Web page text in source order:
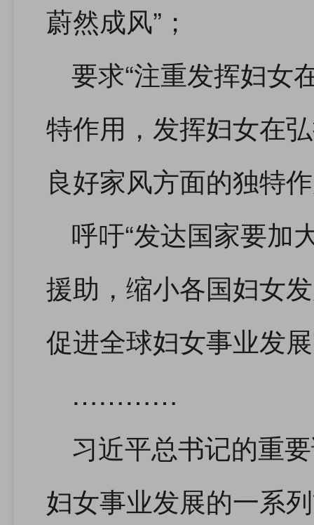
蔚然成风”；
要求“注重发挥妇女
特作用，发挥妇女在
良好家风方面的独特
呼吁“发达国家要加
援助，缩小各国妇女
促进全球妇女事业发
…………
习近平总书记的重
妇女事业发展的一系